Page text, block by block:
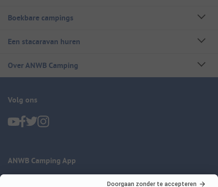
Boekbare campings
Een stacaravan huren
Over ANWB Camping
Volg ons
ANWB Camping App